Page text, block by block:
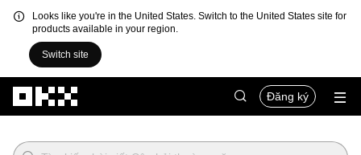
Looks like you're in the United States. Switch to the United States site for
products available in your region.
Switch site
Đăng ký